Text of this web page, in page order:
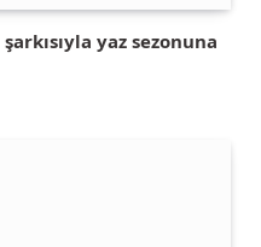
yaz sezonuna